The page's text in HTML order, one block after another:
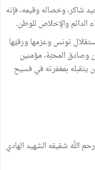
شاكر، وخصاله وقيمه، فإنه
الدائم والإخلاص للوطن.
تونس وعزمها ورقيّها
وصادق المحبّة، مؤمنين
يتقبله بمغفرته في فسيح
الله شقيقه الشهيد الهادي